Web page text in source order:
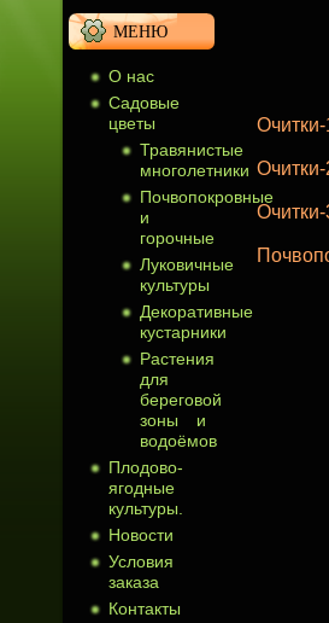
МЕНЮ
О нас
Cадовые
цветы
Травянистые
многолетники
Почвопокровные
и
горочные
Луковичные
культуры
Декоративные
кустарники
Растения
для
береговой
зоны и
водоёмов
Плодово-
ягодные
культуры.
Новости
Условия
заказа
Контакты